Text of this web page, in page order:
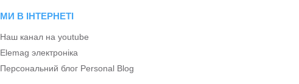
МИ В ІНТЕРНЕТІ
Наш канал на youtube
Elemag электроніка
Персональний блог Personal Blog